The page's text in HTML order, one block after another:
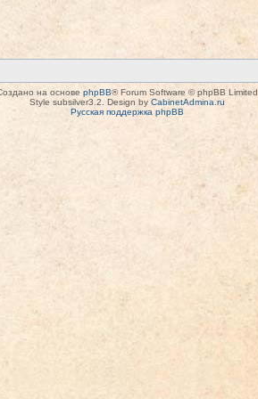
на основе phpBB® Forum Software © phpBB Limited
Style subsilver3.2. Design by CabinetAdmina.ru
Русская поддержка phpBB